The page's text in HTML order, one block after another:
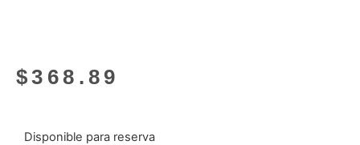
$368.89
Disponible para reserva